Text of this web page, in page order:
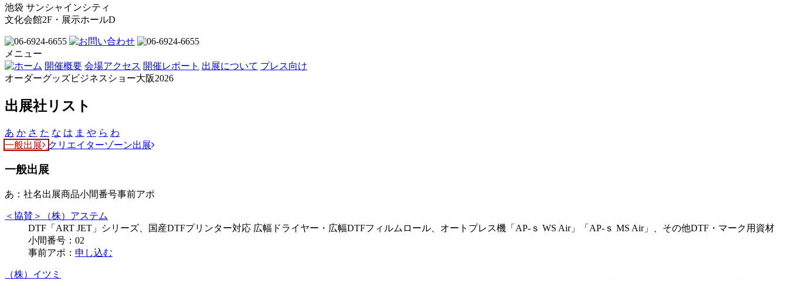
池袋 サンシャインシティ
文化会館2F・展示ホールD
メニュー
開催概要 会場アクセス 開催レポート 出展について プレス向け
オーダーグッズビジネスショー大阪2026
出展社リスト
あ か さ た な は ま や ら わ
一般出展
クリエイターゾーン出展
一般出展
あ： 社名出展商品小間番号事前アポ
＜協賛＞（株）アステム
DTF「ART JET」シリーズ、国産DTFプリンター対応 広幅ドライヤー・広幅DTFフィルムロール、オートプレス機「AP-ｓ WS Air」「AP-ｓ MS Air」、その他DTF・マーク用資材
小間番号： 02
事前アポ： 申し込む
（株）イツミ